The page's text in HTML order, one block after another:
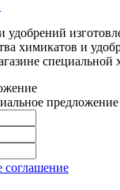
удобрений
химикатов и
предложение
соглашение